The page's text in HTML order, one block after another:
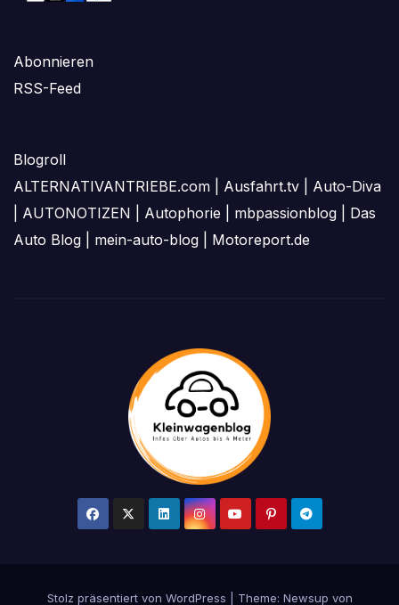
Abonnieren
RSS-Feed
Blogroll
ALTERNATIVANTRIEBE.com
Ausfahrt.tv
Auto-Diva
AUTONOTIZEN Autophorie mbpassionblog
Das
Auto Blog
mein-auto-blog Motoreport.de
Stolz präsentiert von WordPress Theme: Newsup von